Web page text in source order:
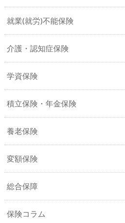
就業(就労)不能保険
介護・認知症保険
学資保険
積立保険・年金保険
養老保険
変額保険
総合保障
保険コラム